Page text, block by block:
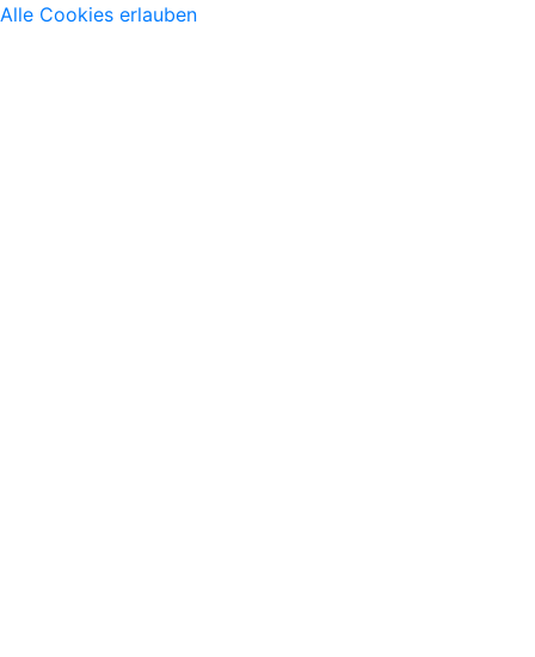
Alle Cookies erlauben